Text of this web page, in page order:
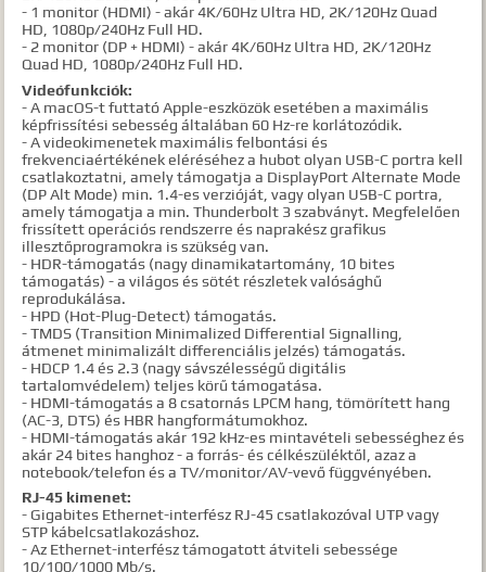
- 1 monitor (HDMI) - akár 4K/60Hz Ultra HD, 2K/120Hz Quad
HD, 1080p/240Hz Full HD.
- 2 monitor (DP + HDMI) - akár 4K/60Hz Ultra HD, 2K/120Hz
Quad HD, 1080p/240Hz Full HD.
Videófunkciók:
- A macOS-t futtató Apple-eszközök esetében a maximális
képfrissítési sebesség általában 60 Hz-re korlátozódik.
- A videokimenetek maximális felbontási és
frekvenciaértékének eléréséhez a hubot olyan USB-C portra kell
csatlakoztatni, amely támogatja a DisplayPort Alternate Mode
(DP Alt Mode) min. 1.4-es verzióját, vagy olyan USB-C portra,
amely támogatja a min. Thunderbolt 3 szabványt. Megfelelően
frissített operációs rendszerre és naprakész grafikus
illesztőprogramokra is szükség van.
- HDR-támogatás (nagy dinamikatartomány, 10 bites
támogatás) - a világos és sötét részletek valósághű
reprodukálása.
- HPD (Hot-Plug-Detect) támogatás.
- TMDS (Transition Minimalized Differential Signalling,
átmenet minimalizált differenciális jelzés) támogatás.
- HDCP 1.4 és 2.3 (nagy sávszélességű digitális
tartalomvédelem) teljes körű támogatása.
- HDMI-támogatás a 8 csatornás LPCM hang, tömörített hang
(AC-3, DTS) és HBR hangformátumokhoz.
- HDMI-támogatás akár 192 kHz-es mintavételi sebességhez és
akár 24 bites hanghoz - a forrás- és célkészüléktől, azaz a
notebook/telefon és a TV/monitor/AV-vevő függvényében.
RJ-45 kimenet:
- Gigabites Ethernet-interfész RJ-45 csatlakozóval UTP vagy
STP kábelcsatlakozáshoz.
- Az Ethernet-interfész támogatott átviteli sebessége
10/100/1000 Mb/s.